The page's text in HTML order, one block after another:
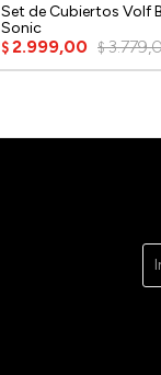
Set de Cubiertos Volf
Sonic
$ 2.999,00 $